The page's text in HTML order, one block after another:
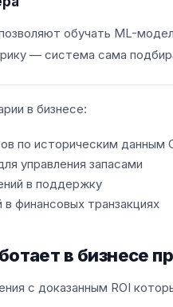
обучать ML-
— система сама
в бизнесе:
по историческим данным
управления запасами
в поддержку
финансовых транзакциях
в бизнесе
с доказанным ROI